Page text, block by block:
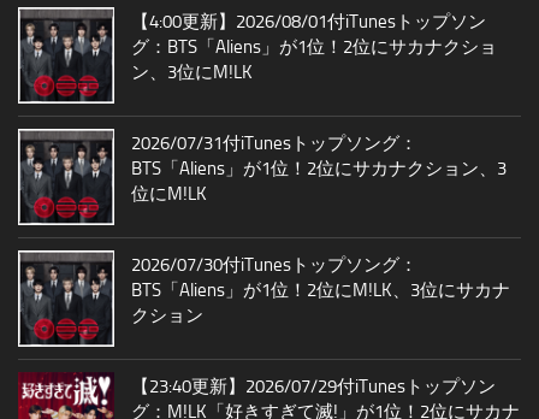
【4:00更新】2026/08/01付iTunesトップソン
グ：BTS「Aliens」が1位！2位にサカナクショ
ン、3位にM!LK
2026/07/31付iTunesトップソング：
BTS「Aliens」が1位！2位にサカナクション、3
位にM!LK
2026/07/30付iTunesトップソング：
BTS「Aliens」が1位！2位にM!LK、3位にサカナ
クション
【23:40更新】2026/07/29付iTunesトップソン
グ：M!LK「好きすぎて滅!」が1位！2位にサカナ